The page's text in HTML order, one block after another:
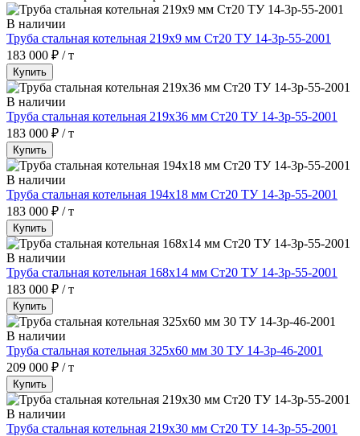
В наличии
Труба стальная котельная 219х9 мм Ст20 ТУ 14-3р-55-2001
183 000 ₽ / т
Купить
В наличии
Труба стальная котельная 219х36 мм Ст20 ТУ 14-3р-55-2001
183 000 ₽ / т
Купить
В наличии
Труба стальная котельная 194х18 мм Ст20 ТУ 14-3р-55-2001
183 000 ₽ / т
Купить
В наличии
Труба стальная котельная 168х14 мм Ст20 ТУ 14-3р-55-2001
183 000 ₽ / т
Купить
В наличии
Труба стальная котельная 325х60 мм 30 ТУ 14-3р-46-2001
209 000 ₽ / т
Купить
В наличии
Труба стальная котельная 219х30 мм Ст20 ТУ 14-3р-55-2001